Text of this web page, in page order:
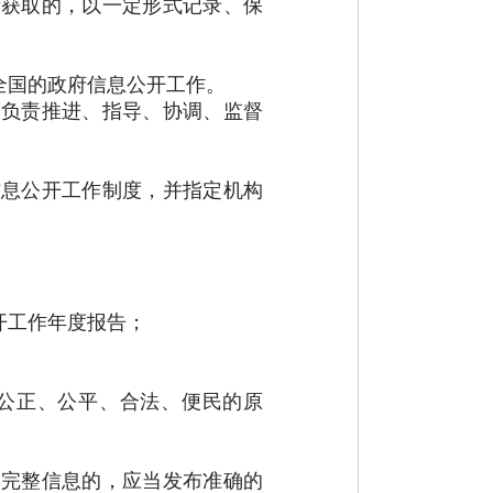
取的，以一定形式记录、保
的政府信息公开工作。
责推进、指导、协调、监督
公开工作制度，并指定机构
作年度报告；
、公平、合法、便民的原
整信息的，应当发布准确的